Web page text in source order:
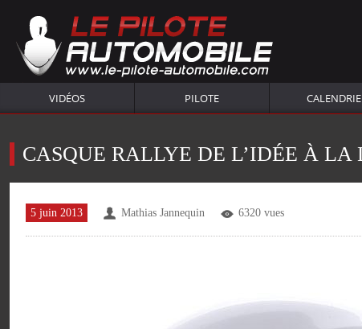
VIDÉOS PILOTE
CASQUE RALLYE DE L’IDÉE À
5 juin 2013 Mathias Jannequin 6320 vues